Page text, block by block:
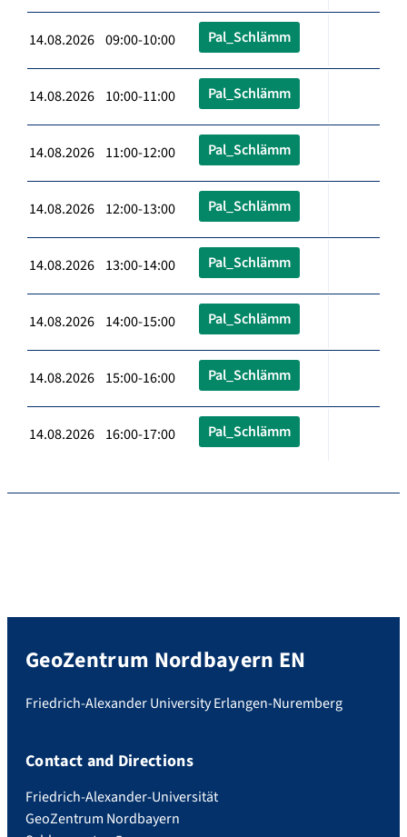
14.08.2026 09:00-10:00 Pal_Schlämm
14.08.2026 10:00-11:00 Pal_Schlämm
14.08.2026 11:00-12:00 Pal_Schlämm
14.08.2026 12:00-13:00 Pal_Schlämm
14.08.2026 13:00-14:00 Pal_Schlämm
14.08.2026 14:00-15:00 Pal_Schlämm
14.08.2026 15:00-16:00 Pal_Schlämm
14.08.2026 16:00-17:00 Pal_Schlämm
GeoZentrum Nordbayern EN
Friedrich-Alexander University Erlangen-Nuremberg
Contact and Directions
Friedrich-Alexander-Universität
GeoZentrum Nordbayern